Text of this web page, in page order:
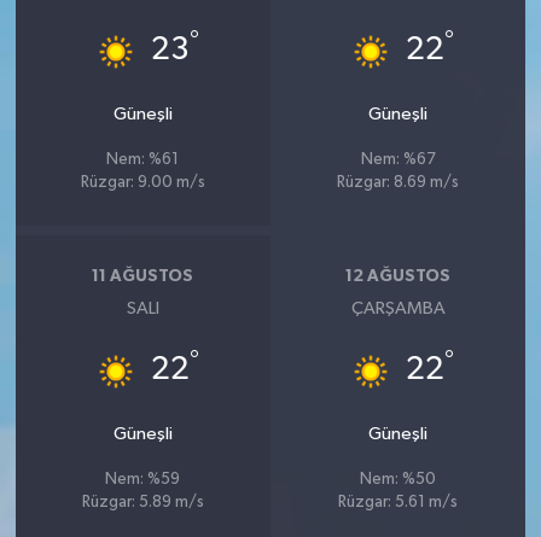
23°
Güneşli
Nem: %61
Rüzgar: 9.00 m/s
22°
Güneşli
Nem: %67
Rüzgar: 8.69 m/s
11 AĞUSTOS
SALI
22°
Güneşli
Nem: %59
Rüzgar: 5.89 m/s
12 AĞUSTOS
ÇARŞAMBA
22°
Güneşli
Nem: %50
Rüzgar: 5.61 m/s